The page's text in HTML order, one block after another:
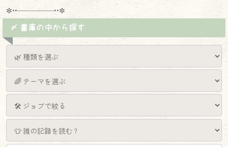
✼••┈┈┈┈┈┈┈┈┈••✼
〆 書庫の中から探す